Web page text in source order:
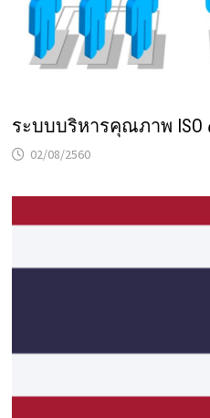
ระบบบริหารคุณภาพ
02/08/2560